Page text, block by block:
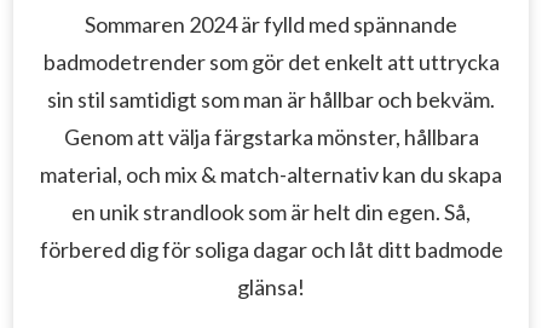
Sommaren 2024 är fylld med spännande
badmodetrender som gör det enkelt att uttrycka
sin stil samtidigt som man är hållbar och bekväm.
Genom att välja färgstarka mönster, hållbara
material, och mix & match-alternativ kan du skapa
en unik strandlook som är helt din egen. Så,
förbered dig för soliga dagar och låt ditt badmode
glänsa!